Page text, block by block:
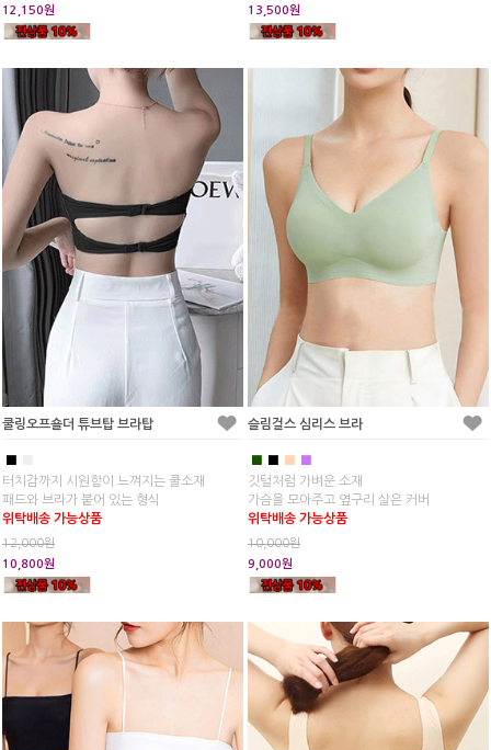
12,150원
13,500원
쿨링오프숄더 튜브탑 브라탑
■
터치감까지 시원함이 느껴지는 쿨소재
패드와 브라가 붙어 있는 형식
위탁배송 가능상품
12,000원
10,800원
슬림걸스 심리스 브라
■ ■
깃털처럼 가벼운 소재
가슴을 모아주고 옆구리 살은 커버
위탁배송 가능상품
10,000원
9,000원